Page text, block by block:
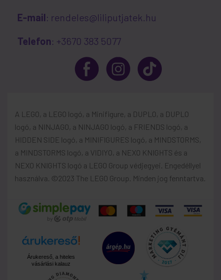
E-mail: rendeles@liliputjatek.hu
Telefon: +3670 383 5077
A LEGO, a LEGO logó, a Minifigure, a DUPLO, a DUPLO
logó, a NINJAGO, a NINJAGO logó, a FRIENDS logó, a
HIDDEN SIDE logó, a MINIFIGURES logó, a MINDSTORMS,
a MINDSTORMS logó, a VIDIYO, a NEXO KNIGHTS és a
NEXO KNIGHTS logó a LEGO Group védjegyei. Engedéllyel
használva. ©2023 The LEGO Group. Minden jog fenntartva.
Árukereső, a hiteles
vásárlási kalauz